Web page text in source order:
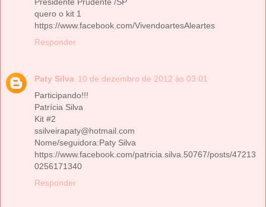
quero o kit 1
https://www.facebook.com/VivendoartesAleartes
Responder
Paty Silva 10 de dezembro de 2012 às 03:01
Participando!!!
Patrícia Silva
Kit #2
ssilveirapaty@hotmail.com
Nome/seguidora:Paty Silva
https://www.facebook.com/patricia.silva.50767/posts/47213
0256171340
Responder